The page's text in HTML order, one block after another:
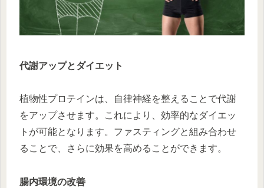
代謝アップとダイエット
植物性プロテインは、自律神経を整えることで代謝
をアップさせます。これにより、効率的なダイエッ
トが可能となります。ファスティングと組み合わせ
ることで、さらに効果を高めることができます。
腸内環境の改善